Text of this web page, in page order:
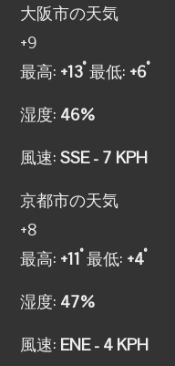
大阪市の天気
+9
最高: +13°最低: +6°
湿度: 46%
風速:SSE - 7 KPH
京都市の天気
+8
最高: +11°最低: +4°
湿度: 47%
風速: ENE - 4 KPH